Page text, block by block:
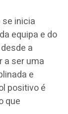
inicia
equipa e do
a
a ser uma
e
positivo é
que